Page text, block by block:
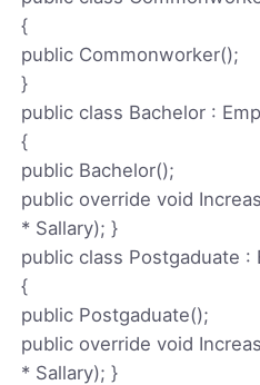
{
public Commonworker();
}
public class Bachelor :
{
public Bachelor();
public override void
* Sallary); }
public class Postgaduate :
{
public Postgaduate();
public override void
* Sallary); }